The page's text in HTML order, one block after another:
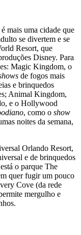
mais uma cidade que
se divertem e se
Resort, que
Disney. Para
Magic Kingdom, o
de fogos mais
e brinquedos
Animal Kingdom,
e o Hollywood
, como o show
noites da semana,
Orlando Resort,
e de brinquedos
o parque The
quer fugir um pouco
Cove (da rede
mergulho e